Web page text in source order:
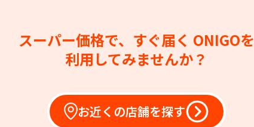
スーパー価格で、すぐ届く ONIGOを
利用してみませんか？
お近くの店舗を探す